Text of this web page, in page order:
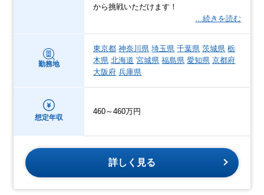
から挑戦いただけます！
…続きを読む
勤務地
東京都 神奈川県 埼玉県 千葉県 茨城県 栃
木県 北海道 宮城県 福島県 愛知県 京都府
大阪府 兵庫県
想定年収
460～460万円
詳しく見る